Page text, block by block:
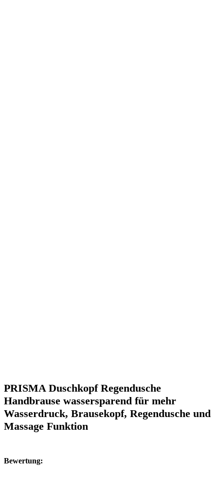
PRISMA Duschkopf Regendusche
Handbrause wassersparend für mehr
Wasserdruck, Brausekopf, Regendusche und
Massage Funktion
Bewertung: